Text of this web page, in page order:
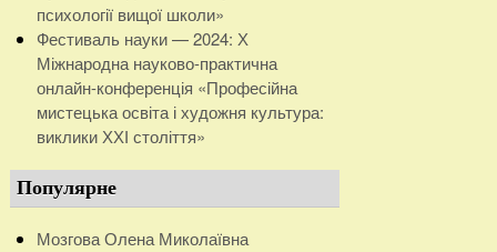
психології вищої школи»
Фестиваль науки — 2024: Х
Міжнародна науково-практична
онлайн-конференція «Професійна
мистецька освіта і художня культура:
виклики ХХІ століття»
Популярне
Мозгова Олена Миколаївна